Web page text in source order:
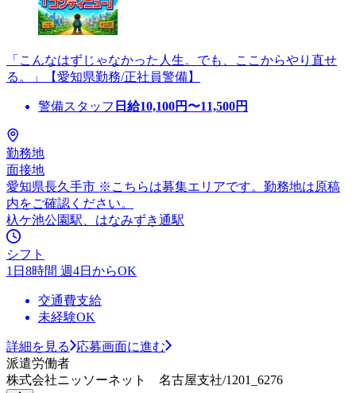
「こんなはずじゃなかった人生。でも、ここからやり直せ
る。」【愛知県勤務/正社員警備】
警備スタッフ 日給10,100円〜11,500円
勤務地
面接地
愛知県長久手市 ※こちらは募集エリアです。勤務地は原稿
内をご確認ください。
杁ケ池公園駅、はなみずき通駅
シフト
1日8時間 週4日からOK
交通費支給
未経験OK
詳細を見る
応募画面に進む
派遣労働者
株式会社ニッソーネット 名古屋支社/1201_6276